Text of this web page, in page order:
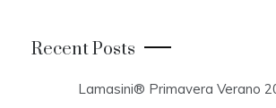
Recent Posts
Lamasini® Primavera Verano